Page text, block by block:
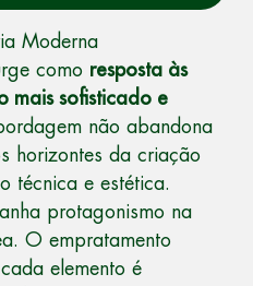
Moderna
como resposta às
mais sofisticado e
não abandona
horizontes da criação
técnica e estética.
protagonismo na
O empratamento
elemento é